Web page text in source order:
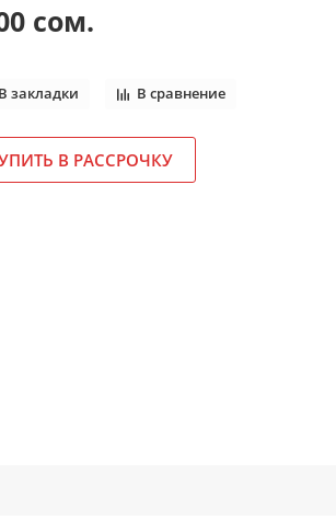
сом.
В закладки В сравнение
В РАССРОЧКУ